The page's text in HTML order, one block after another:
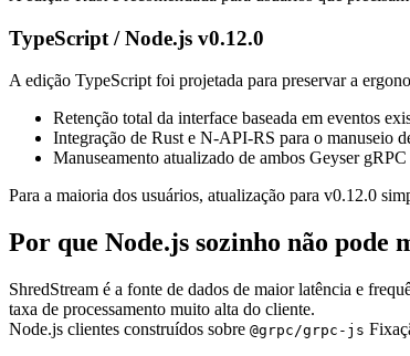
TypeScript / Node.js v0.12.0
A edição TypeScript foi projetada para preservar a
Retenção total da interface baseada em eventos
Integração de Rust e N-API-RS para o manuseio
Manuseamento atualizado de ambos Geyser
Para a maioria dos usuários, atualização para v0.12.0
Por que Node.js sozinho não pode
ShredStream é a fonte de dados de maior latência e
taxa de processamento muito alta do cliente.
Node.js clientes construídos sobre @grpc/grpc-js